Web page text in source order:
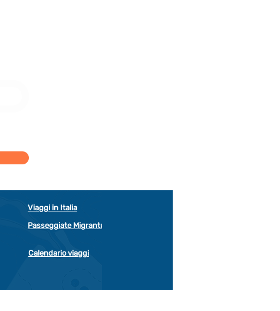
Viaggi in Italia
Passeggiate Migrantur
Calendario viaggi